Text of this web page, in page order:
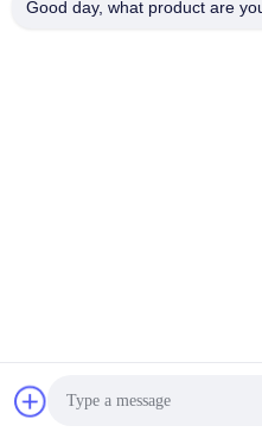
Good day, what product are